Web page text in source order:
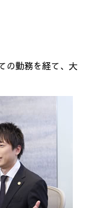
の勤務を経て、大